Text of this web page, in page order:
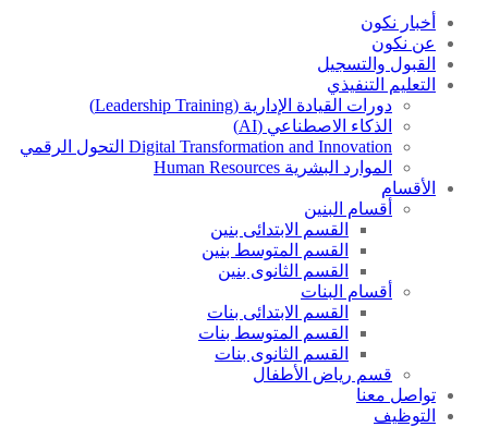
أخبار نكون
عن نكون
القبول والتسجيل
التعليم التنفيذي
دورات القيادة الإدارية (Leadership Training)
الذكاء الاصطناعي (AI)
Digital Transformation and Innovation التحول الرقمي
الموارد البشرية Human Resources
الأقسام
أقسام البنين
القسم الابتدائى بنين
القسم المتوسط بنين
القسم الثانوى بنين
أقسام البنات
القسم الابتدائى بنات
القسم المتوسط بنات
القسم الثانوى بنات
قسم رياض الأطفال
تواصل معنا
التوظيف